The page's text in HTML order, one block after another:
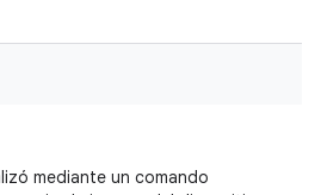
mediante un comando